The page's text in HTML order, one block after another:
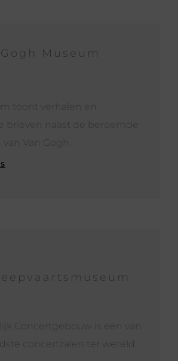
Museum
toont verhalen en
brieven naast de beroemde
van Van Gogh.
Concertgebouw is een van
concertzalen ter wereld.